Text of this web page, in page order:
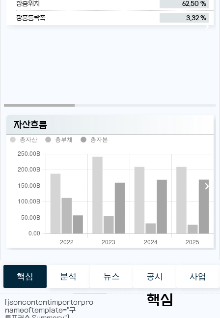
장중위치
62.50 %
장중등락폭
3.32 %
자산흐름
총자산 총부채 총자본
핵심 분석 뉴스 공시 사업
핵심
[jsoncontentimporterpro
nameoftemplate="구